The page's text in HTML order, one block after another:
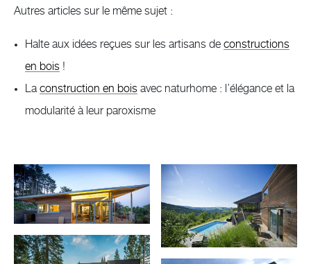
Autres articles sur le même sujet :
Halte aux idées reçues sur les artisans de constructions
en bois !
La construction en bois avec naturhome : l’élégance et la
modularité à leur paroxisme